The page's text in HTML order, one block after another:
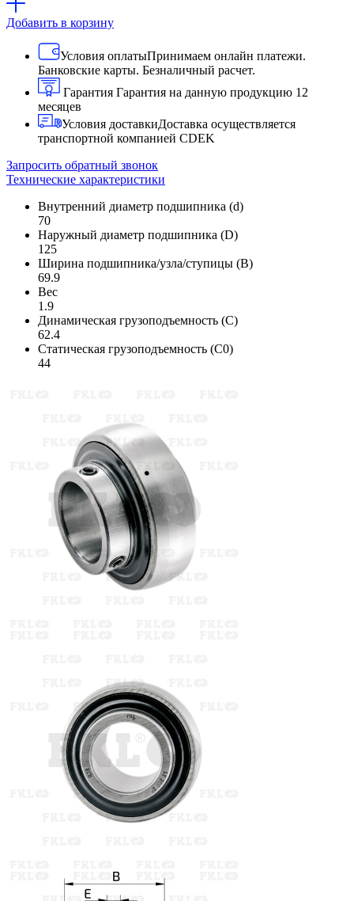
Добавить в корзину
Условия оплатыПринимаем онлайн платежи.
Банковские карты. Безналичный расчет.
Гарантия Гарантия на данную продукцию 12
месяцев
Условия доставкиДоставка осуществляется
транспортной компанией CDEK
Запросить обратный звонок
Технические характеристики
Внутренний диаметр подшипника (d)
70
Наружный диаметр подшипника (D)
125
Ширина подшипника/узла/ступицы (B)
69.9
Вес
1.9
Динамическая грузоподъемность (C)
62.4
Статическая грузоподъемность (C0)
44